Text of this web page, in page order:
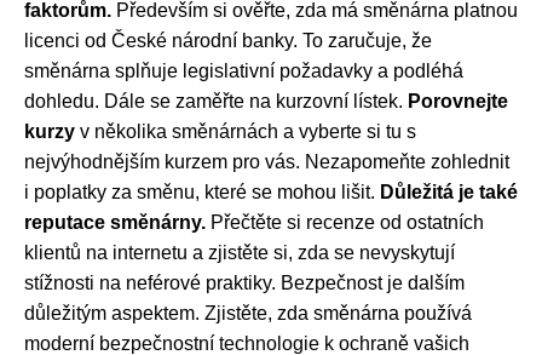
faktorům. Především si ověřte, zda má směnárna platnou
licenci od České národní banky. To zaručuje, že
směnárna splňuje legislativní požadavky a podléhá
dohledu. Dále se zaměřte na kurzovní lístek. Porovnejte
kurzy v několika směnárnách a vyberte si tu s
nejvýhodnějším kurzem pro vás. Nezapomeňte zohlednit
i poplatky za směnu, které se mohou lišit. Důležitá je také
reputace směnárny. Přečtěte si recenze od ostatních
klientů na internetu a zjistěte si, zda se nevyskytují
stížnosti na neférové praktiky. Bezpečnost je dalším
důležitým aspektem. Zjistěte, zda směnárna používá
moderní bezpečnostní technologie k ochraně vašich